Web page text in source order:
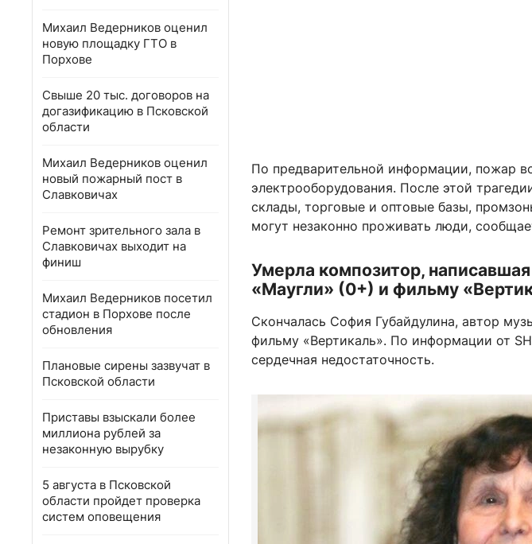
Михаил Ведерников оценил
новую площадку ГТО в
Порхове
Свыше 20 тыс. договоров на
догазификацию в Псковской
области
Михаил Ведерников оценил
новый пожарный пост в
Славковичах
Ремонт зрительного зала в
Славковичах выходит на
финиш
Михаил Ведерников посетил
стадион в Порхове после
обновления
Плановые сирены зазвучат в
Псковской области
Приставы взыскали более
миллиона рублей за
незаконную вырубку
5 августа в Псковской
области пройдет проверка
систем оповещения
По предварительной информации, пожар
электрооборудования. После этой
склады, торговые и оптовые базы,
могут незаконно проживать люди,
Умерла композитор,
«Маугли» (0+) и фильму
Скончалась София Губайдулина, автор
фильму «Вертикаль». По информации от
сердечная недостаточность.